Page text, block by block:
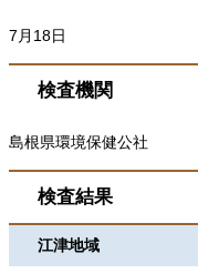
7月18日
検査機関
島根県環境保健公社
検査結果
江津地域